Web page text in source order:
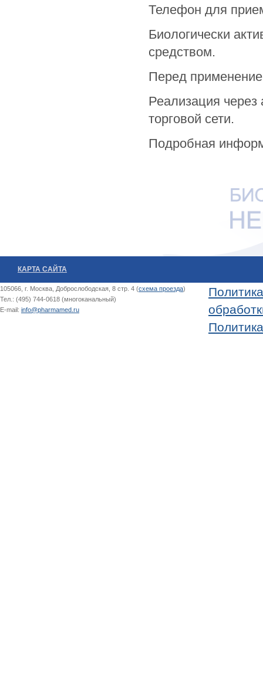
Телефон для
Биологически
средством.
Перед
Реализация
торговой сети.
Подробная
КАРТА САЙТА
105066, г. Москва, Доброслободская, 8 стр. 4 (схема проезда)
Тел.: (495) 744-0618 (многоканальный)
E-mail: info@pharmamed.ru